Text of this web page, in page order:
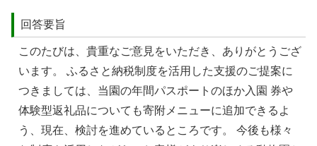
回答要旨
このたびは、貴重なご意見をいただき、ありがとうござ
います。 ふるさと納税制度を活用した支援のご提案に
つきましては、当園の年間パスポートのほか入園 券や
体験型返礼品についても寄附メニューに追加できるよ
う、現在、検討を進めているところです。 今後も様々